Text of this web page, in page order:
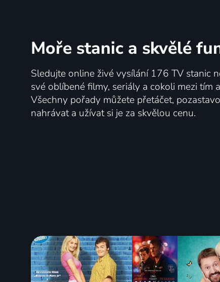
Moře stanic a skvělé
Sledujte online živé vysílání 176 TV stanic
své oblíbené filmy, seriály a cokoli mezi tím
Všechny pořady můžete přetáčet,
nahrávat a užívat si je za skvělou cenu.